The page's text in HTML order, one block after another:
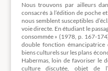
Nous trouvons par ailleurs
consacrés à l’édition de poche
nous semblent susceptibles
voie directe. En étudiant le
consommée » (1978, p. 167-
double fonction émancipatrice
biens culturels sur les plans
Habermas, loin de favoriser le
culture discutée, objet de